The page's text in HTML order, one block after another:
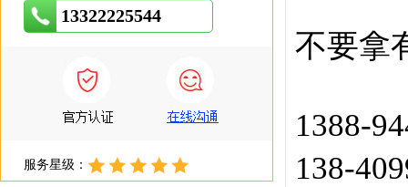
不要拿
1388-
138-
13322225544
服务星级：